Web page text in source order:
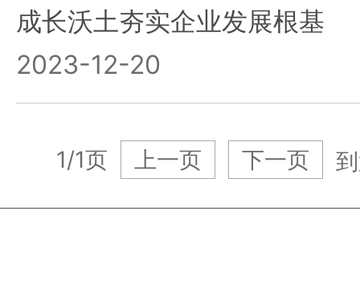
成长沃土夯实企业发展根基
2023-12-20
1/1页 上一页 下一页